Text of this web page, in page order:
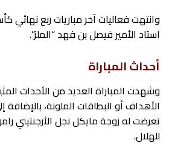
وانتهت فعاليات آخر مباريات ربع نهائي
استاد الأمير فيصل بن فهد “الملز”.
أحداث المباراة
وشهدت المباراة العديد من الأحداث
الأهداف أو البطاقات الملونة، بالإضافة
تعرضت له زوجة مايكل نجل الأرجنتيني
للهلال.